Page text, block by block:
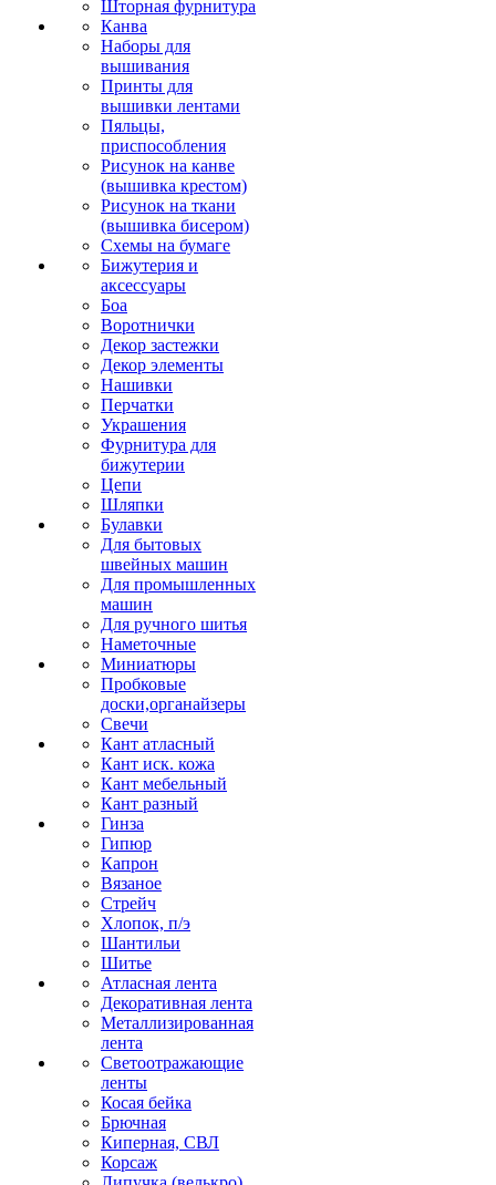
Шторная фурнитура
Канва
Наборы для
вышивания
Принты для
вышивки лентами
Пяльцы,
приспособления
Рисунок на канве
(вышивка крестом)
Рисунок на ткани
(вышивка бисером)
Схемы на бумаге
Бижутерия и
аксессуары
Боа
Воротнички
Декор застежки
Декор элементы
Нашивки
Перчатки
Украшения
Фурнитура для
бижутерии
Цепи
Шляпки
Булавки
Для бытовых
швейных машин
Для промышленных
машин
Для ручного шитья
Наметочные
Миниатюры
Пробковые
доски,органайзеры
Свечи
Кант атласный
Кант иск. кожа
Кант мебельный
Кант разный
Гинза
Гипюр
Капрон
Вязаное
Стрейч
Хлопок, п/э
Шантильи
Шитье
Атласная лента
Декоративная лента
Металлизированная
лента
Светоотражающие
ленты
Косая бейка
Брючная
Киперная, СВЛ
Корсаж